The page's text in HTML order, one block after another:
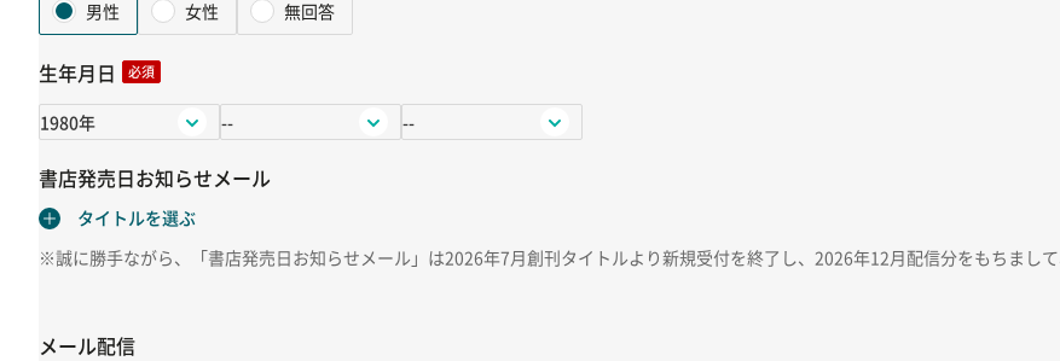
男性 女性 無回答
生年月日 必須
書店発売日お知らせメール
※誠に勝手ながら、「書店発売日お知らせメール」は2026年7月創刊タイトルより新規受付を終了し、2026年12月配信分をもちまし
メール配信